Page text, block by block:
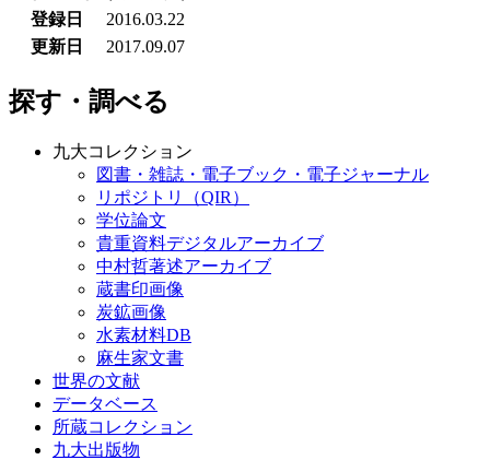
登録日
2016.03.22
更新日
2017.09.07
探す・調べる
九大コレクション
図書・雑誌・電子ブック・電子ジャーナル
リポジトリ（QIR）
学位論文
貴重資料デジタルアーカイブ
中村哲著述アーカイブ
蔵書印画像
炭鉱画像
水素材料DB
麻生家文書
世界の文献
データベース
所蔵コレクション
九大出版物